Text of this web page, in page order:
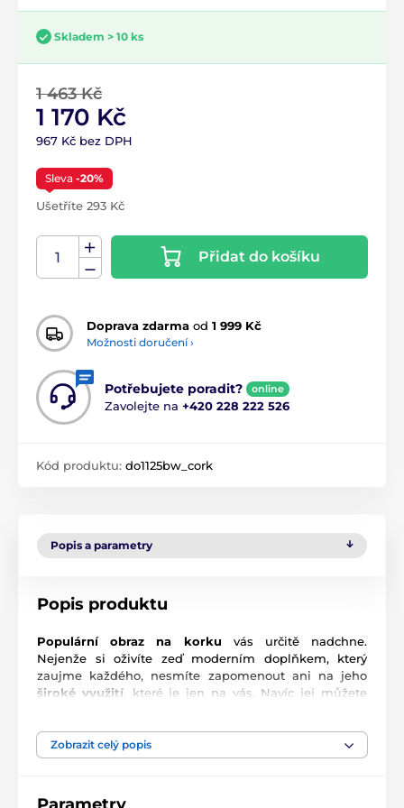
Skladem > 10 ks
1 463 Kč
1 170 Kč
967 Kč bez DPH
Sleva -20%
Ušetříte 293 Kč
Přidat do košíku
Doprava zdarma od 1 999 Kč
Možnosti doručení ›
Potřebujete poradit? online
Zavolejte na +420 228 222 526
Kód produktu: do1125bw_cork
Popis a parametry
Popis produktu
Populární obraz na korku vás určitě nadchne.
Nejenže si oživíte zeď moderním doplňkem, který
zaujme každého, nesmíte zapomenout ani na jeho
široké využití, které je jen na vás. Navíc jej můžete
cestovatele či milovníka geografie. Korková nástěnka,
kterou si zamiluje každý, vás zaručeně dostane.
Zobrazit celý popis